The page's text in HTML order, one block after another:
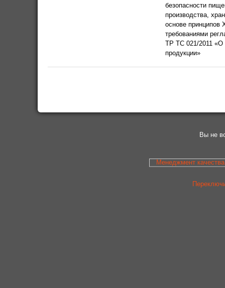
безопасности
производства,
основе принципов
требованиями
ТР ТС 021/2011 «О
продукции»
Вы не
Менеджмент